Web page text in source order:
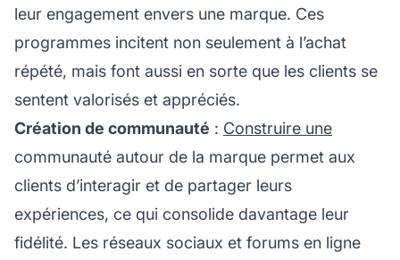
leur engagement envers une marque. Ces
programmes incitent non seulement à l’achat
répété, mais font aussi en sorte que les clients se
sentent valorisés et appréciés.
Création de communauté : Construire une
communauté autour de la marque permet aux
clients d’interagir et de partager leurs
expériences, ce qui consolide davantage leur
fidélité. Les réseaux sociaux et forums en ligne